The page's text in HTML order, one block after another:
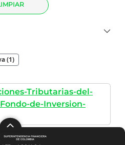
Fondo de inversion Colectiva (1)
Tributarias-del-
de-Inversion-